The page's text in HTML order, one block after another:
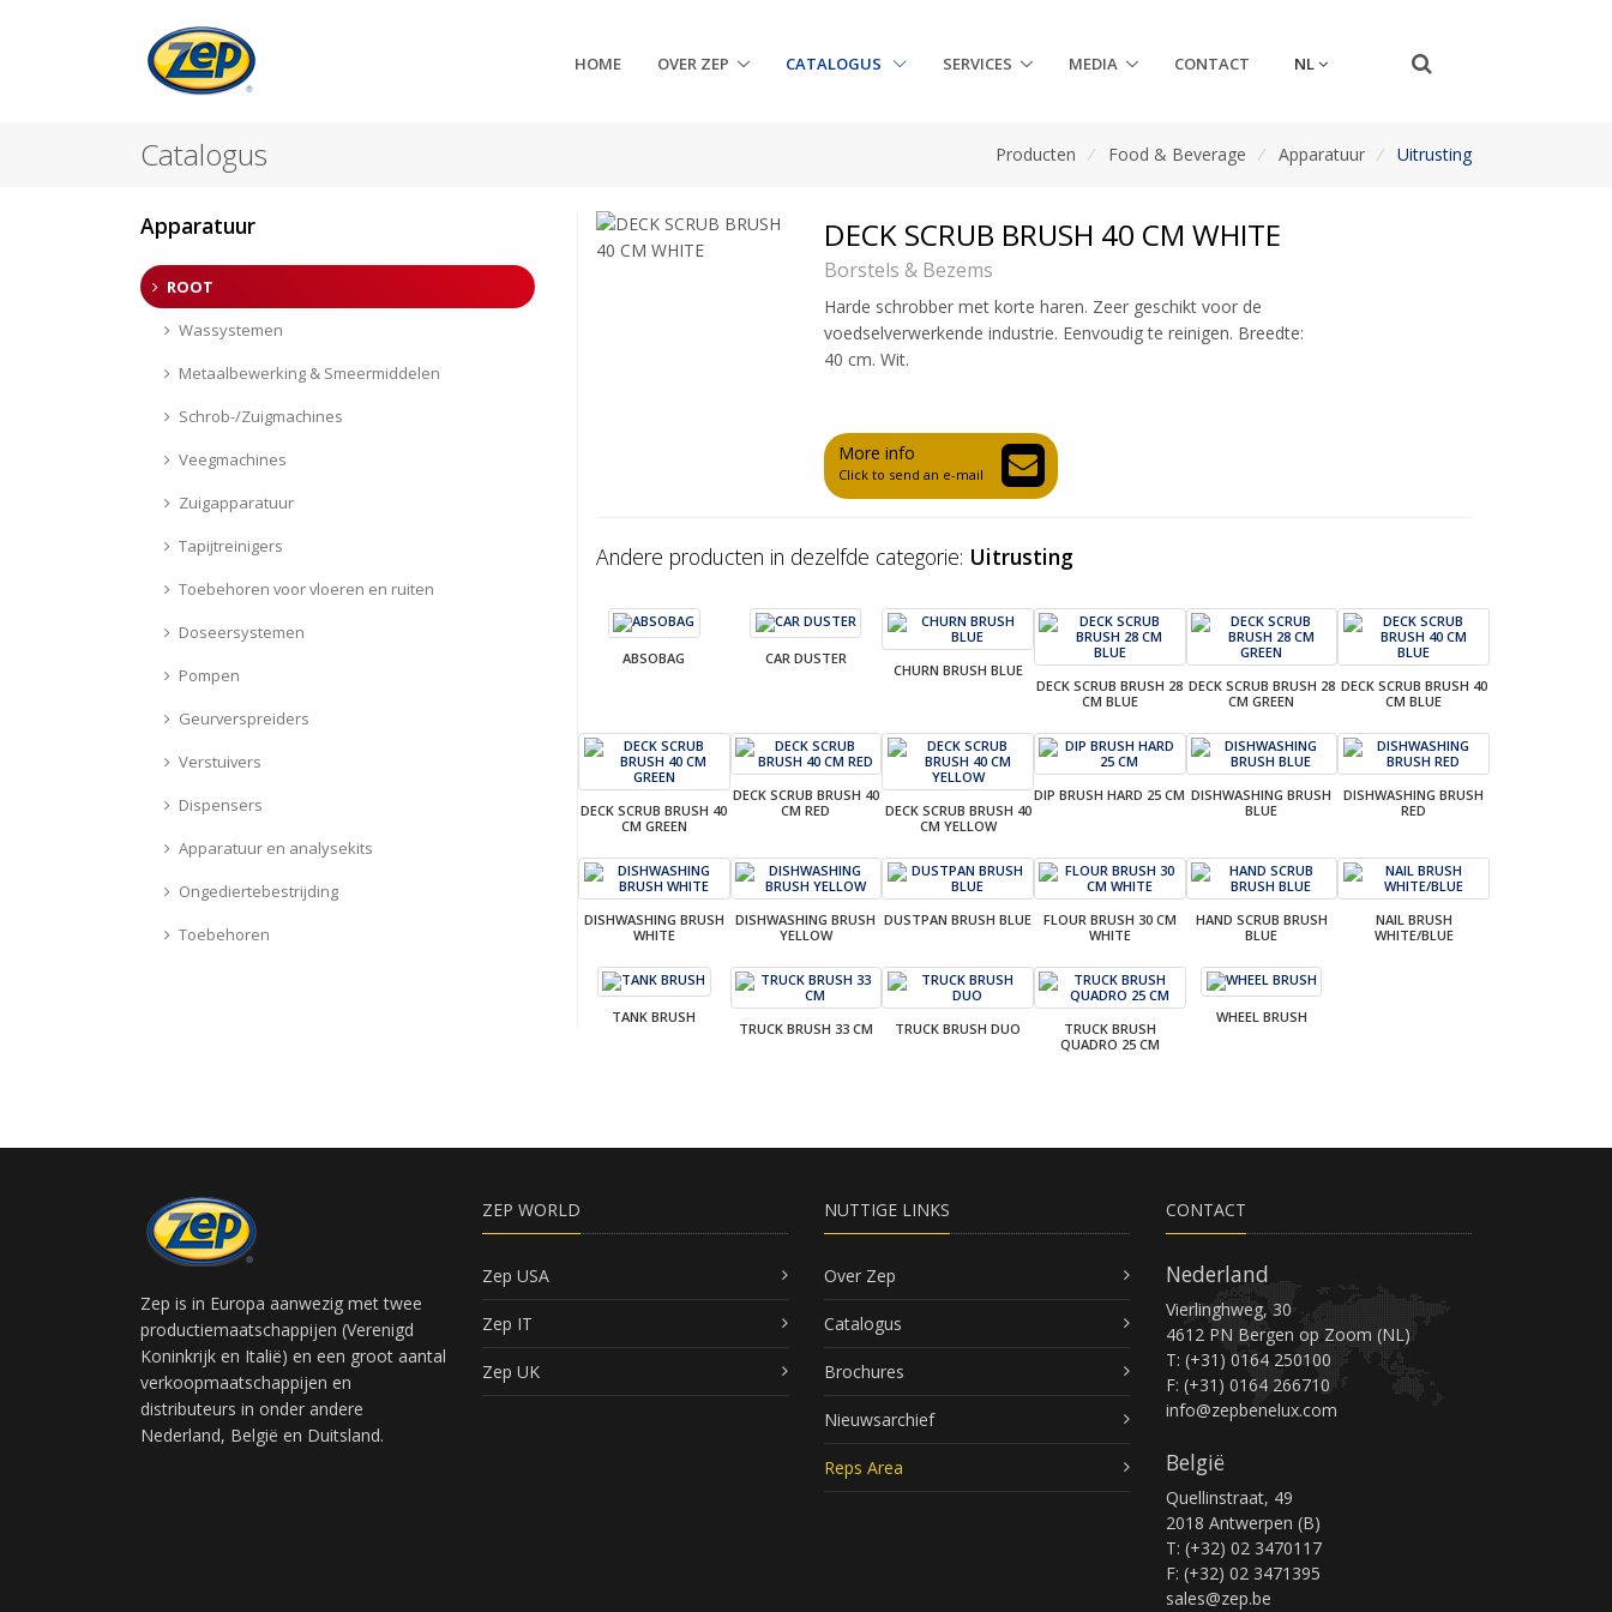
HOME OVER ZEP CATALOGUS SERVICES MEDIA CONTACT NL
Catalogus Producten / Food & Beverage / Apparatuur / Uitrusting
DECK SCRUB BRUSH 40 CM WHITE
Borstels & Bezems
Harde schrobber met korte haren. Zeer geschikt voor de
voedselverwerkende industrie. Eenvoudig te reinigen. Breedte:
40 cm. Wit.
More info
Click to send an e-mail
Andere producten in dezelfde categorie: Uitrusting
ABSOBAG CAR DUSTER
CHURN BRUSH BLUE
DECK SCRUB BRUSH 28
CM BLUE
DECK SCRUB BRUSH 28
CM GREEN
DECK SCRUB BRUSH 40
CM BLUE
DECK SCRUB BRUSH 40
CM GREEN
DECK SCRUB BRUSH 40
CM RED
DECK SCRUB BRUSH 40
CM YELLOW
DIP BRUSH HARD 25 CM DISHWASHING BRUSH
BLUE
DISHWASHING BRUSH
RED
DISHWASHING BRUSH
WHITE
DISHWASHING BRUSH
YELLOW
DUSTPAN BRUSH BLUE
FLOUR BRUSH 30 CM
WHITE
HAND SCRUB BRUSH
BLUE
NAIL BRUSH
WHITE/BLUE
TANK BRUSH
TRUCK BRUSH 33 CM TRUCK BRUSH DUO
TRUCK BRUSH
QUADRO 25 CM
WHEEL BRUSH
Apparatuur
ROOT
Wassystemen
Metaalbewerking & Smeermiddelen
Schrob-/Zuigmachines
Veegmachines
Zuigapparatuur
Tapijtreinigers
Toebehoren voor vloeren en ruiten
Doseersystemen
Pompen
Geurverspreiders
Verstuivers
Dispensers
Apparatuur en analysekits
Ongediertebestrijding
Toebehoren
Zep is in Europa aanwezig met twee
productiemaatschappijen (Verenigd
Koninkrijk en Italië) en een groot aantal
verkoopmaatschappijen en
distributeurs in onder andere
Nederland, België en Duitsland.
ZEP WORLD
Zep USA
Zep IT
Zep UK
NUTTIGE LINKS
Over Zep
Catalogus
Brochures
Nieuwsarchief
Reps Area
CONTACT
Nederland
Vierlinghweg, 30
4612 PN Bergen op Zoom (NL)
T: (+31) 0164 250100
F: (+31) 0164 266710
info@zepbenelux.com
België
Quellinstraat, 49
2018 Antwerpen (B)
T: (+32) 02 3470117
F: (+32) 02 3471395
sales@zep.be